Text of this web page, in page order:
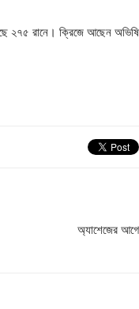
২৭৫ রানে। ক্রিজে আছেন
অ্যাশেজের আগে